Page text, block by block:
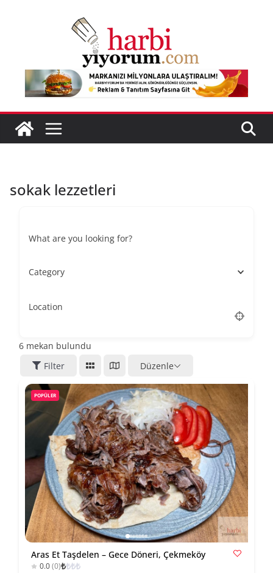
sokak lezzetleri
What are you looking for?
Category
Location
6 mekan bulundu
Filter
Düzenle
POPÜLER
Aras Et Taşdelen – Gece Döneri, Çekmeköy
0.0(0)₺₺₺₺